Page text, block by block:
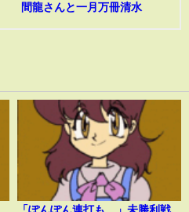
間龍さんと一月万冊清水
「ぽんぽん連打も…」未勝利戦